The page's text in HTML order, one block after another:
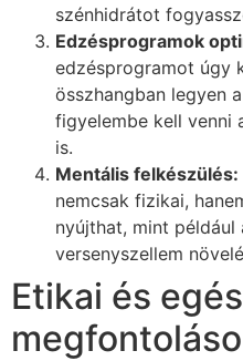
szénhidrátot
Edzésprogramok
edzésprogramot úgy
összhangban legyen
figyelembe kell venni
is.
Mentális felkészülés:
nemcsak fizikai,
nyújthat, mint
versenyszellem
Etikai és